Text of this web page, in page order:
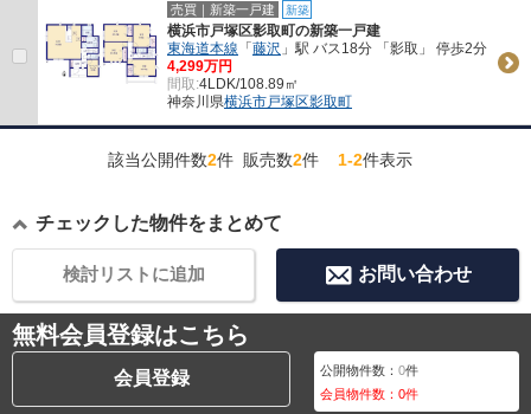
売買｜新築一戸建 新築
横浜市戸塚区影取町の新築一戸建
東海道本線 「藤沢 」駅 バス18分 「影取」 停歩2分
4,299万円
間取:4LDK/108.89㎡
神奈川県横浜市戸塚区影取町
該当公開件数2件 販売数2件1-2件表示
チェックした物件をまとめて
お問い合わせ
検討リストに追加
無料会員登録はこちら
会員登録 公開物件数：0件
会員物件数：0件